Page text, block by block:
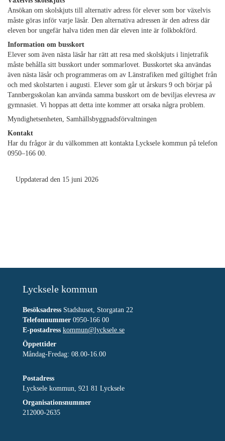
Ansökan om skolskjuts till alternativ adress för elever som bor växelvis
måste göras inför varje läsår. Den alternativa adressen är den adress där
eleven bor ungefär halva tiden men där eleven inte är folkbokförd.
Information om busskort
Elever som även nästa läsår har rätt att resa med skolskjuts i linjetrafik
måste behålla sitt busskort under sommarlovet. Busskortet ska användas
även nästa läsår och programmeras om av Länstrafiken med giltighet från
och med skolstarten i augusti. Elever som går ut årskurs 9 och börjar på
Tannbergsskolan kan använda samma busskort om de beviljas elevresa av
gymnasiet. Vi hoppas att detta inte kommer att orsaka några problem.
Myndighetsenheten, Samhällsbyggnadsförvaltningen
Kontakt
Har du frågor är du välkommen att kontakta Lycksele kommun på telefon
0950–166 00.
Uppdaterad den 15 juni 2026
Lycksele kommun
Besöksadress Stadshuset, Storgatan 22
Telefonnummer 0950-166 00
E-postadress kommun@lycksele.se
Öppettider
Måndag-Fredag: 08.00-16.00
Postadress
Lycksele kommun, 921 81 Lycksele
Organisationsnummer
212000-2635